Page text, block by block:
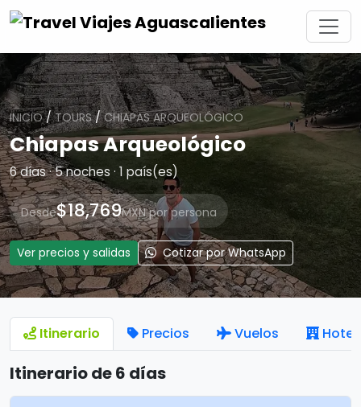
INICIO/TOURS/CHIAPAS ARQUEOLÓGICO
Chiapas Arqueológico
6 días · 5 noches · 1 país(es)
Desde$18,769MXN por persona
Ver precios y salidas Cotizar por WhatsApp
Itinerario Precios Vuelos
Itinerario de 6 días